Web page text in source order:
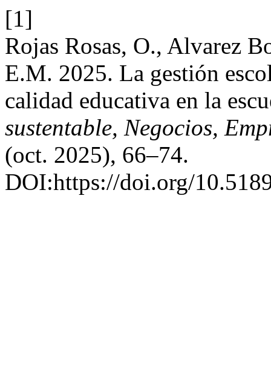
[1]
Rojas Rosas, O., Alvarez
E.M. 2025. La gestión
calidad educativa en la
sustentable, Negocios,
(oct. 2025), 66–74.
DOI:https://doi.org/